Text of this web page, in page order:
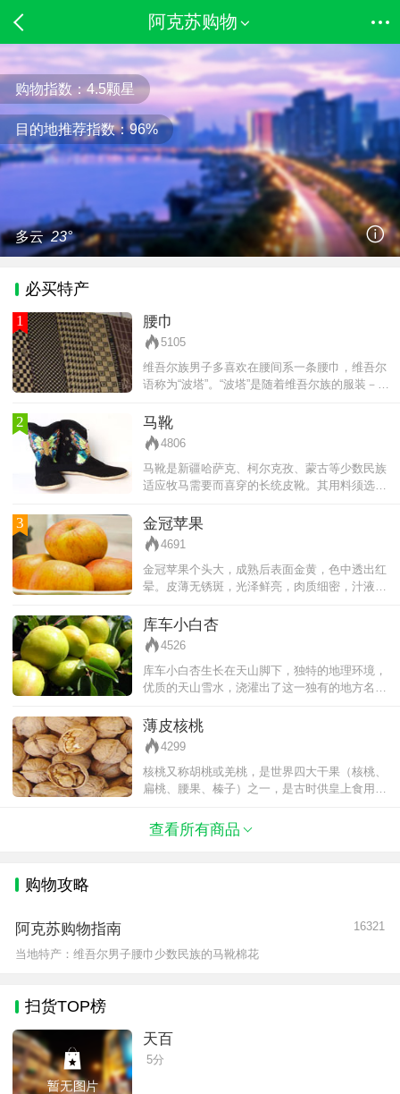
阿克苏购物
购物指数：4.5颗星
目的地推荐指数：96%
多云23°
必买特产
1 腰巾
5105
维吾尔族男子多喜欢在腰间系一条腰巾，维吾尔
语称为“波塔”。“波塔”是随着维吾尔族的服装－长
巾可以起到扣子和口袋的作用。
2 马靴
4806
马靴是新疆哈萨克、柯尔克孜、蒙古等少数民族
适应牧马需要而喜穿的长统皮靴。其用料须选皮
并设有压花、铆钉等装饰工艺的专用设
3 金冠苹果
4691
金冠苹果个头大，成熟后表面金黄，色中透出红
晕。皮薄无锈斑，光泽鲜亮，肉质细密，汁液丰
库车小白杏
4526
库车小白杏生长在天山脚下，独特的地理环境，
优质的天山雪水，浇灌出了这一独有的地方名
是甜的。大的宛如鸡蛋，小的形似荔枝，
薄皮核桃
4299
核桃又称胡桃或羌桃，是世界四大干果（核桃、
扁桃、腰果、榛子）之一，是古时供皇上食用的
受自由基的氧化损害，被医学界公认为
查看所有商品
购物攻略
阿克苏购物指南 16321
当地特产：维吾尔男子腰巾少数民族的马靴棉花
扫货TOP榜
天百
5分